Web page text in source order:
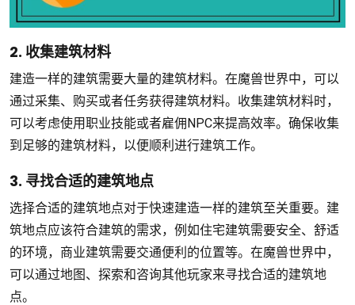
2. 收集建筑材料
建造一样的建筑需要大量的建筑材料。在魔兽世界中，可以
通过采集、购买或者任务获得建筑材料。收集建筑材料时，
可以考虑使用职业技能或者雇佣NPC来提高效率。确保收集
到足够的建筑材料，以便顺利进行建筑工作。
3. 寻找合适的建筑地点
选择合适的建筑地点对于快速建造一样的建筑至关重要。建
筑地点应该符合建筑的需求，例如住宅建筑需要安全、舒适
的环境，商业建筑需要交通便利的位置等。在魔兽世界中，
可以通过地图、探索和咨询其他玩家来寻找合适的建筑地
点。